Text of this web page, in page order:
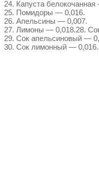
24. Капуста
25. Помидоры — 0,016.
26. Апельсины — 0,007.
27. Лимоны — 0,018.28.
29. Сок апельсиновый —
30. Сок лимонный — 0,016.